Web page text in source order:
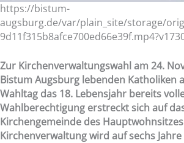
https://bistum-
augsburg.de/var/plain_site/storage/
Zur Kirchenverwaltungswahl am 24.
Bistum Augsburg lebenden Katholiken
Wahltag das 18. Lebensjahr bereits
Wahlberechtigung erstreckt sich auf
Kirchengemeinde des
Kirchenverwaltung wird auf sechs